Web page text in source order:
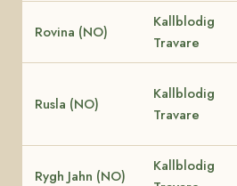
Rovina (NO)
Kallblodig
Travare
Rusla (NO)
Kallblodig
Travare
Rygh Jahn (NO)
Kallblodig